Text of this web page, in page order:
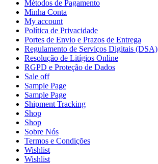
Métodos de Pagamento
Minha Conta
My account
Política de Privacidade
Portes de Envio e Prazos de Entrega
Regulamento de Serviços Digitais (DSA)
Resolução de Litígios Online
RGPD e Proteção de Dados
Sale off
Sample Page
Sample Page
Shipment Tracking
Shop
Shop
Sobre Nós
Termos e Condições
Wishlist
Wishlist